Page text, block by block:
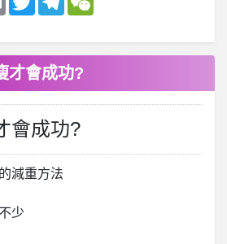
才會成功?
會成功?
減重方法
少